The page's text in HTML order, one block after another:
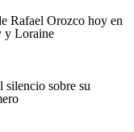
Rafael Orozco hoy en
y Loraine
silencio sobre su